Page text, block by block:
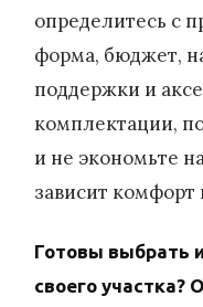
определитесь с
форма, бюджет,
поддержки и
комплектации,
и не экономьте
зависит комфорт
Готовы выбрать
своего участка?